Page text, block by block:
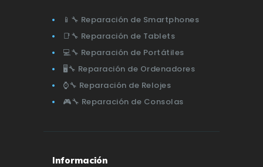
📱🔧 Reparación de Smartphones
📑🔧 Reparación de Tablets
💻🔧 Reparación de Portátiles
🖥️🔧 Reparación de Ordenadores
⌚🔧 Reparación de Relojes
🎮🔧 Reparación de Consolas
Información